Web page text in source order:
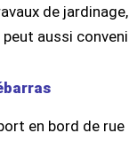
de
peut aussi
en bord de